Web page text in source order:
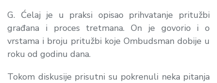
G. Ćelaj je u praksi opisao prihvatanje pritužbi
građana i proces tretmana. On je govorio i o
vrstama i broju pritužbi koje Ombudsman dobije u
roku od godinu dana.
Tokom diskusije prisutni su pokrenuli neka pitanja